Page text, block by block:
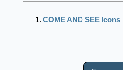
COME AND SEE Icons